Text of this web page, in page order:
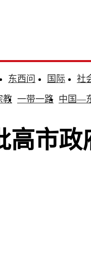
东西问 国际
社
教 一带一路 中国—
高市